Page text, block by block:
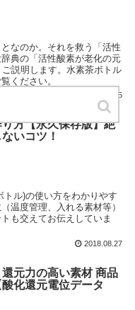
なのか。それを救う「活性
典の「活性酸素が老化の元
説明します。水素茶ボトル
ください。
2018.09.25
方【永久保存版】絶
いコツ！
ル)の使い方をわかりやす
温度管理、入れる素材等）
も交えてお伝えしていま
2018.08.27
元力の高い素材 商品
化還元電位データ